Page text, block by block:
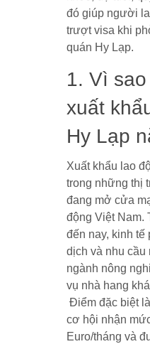
đó giúp người
trượt visa khi
quán Hy Lạp.
1. Vì
xuất
Hy Lạp
Xuất khẩu lao
trong những thị
đang mở cửa
động Việt Nam.
đến nay, kinh tế
dịch và nhu cầu
ngành nông
vụ nhà hang
Điểm đặc biệt
cơ hội nhận
Euro/tháng và